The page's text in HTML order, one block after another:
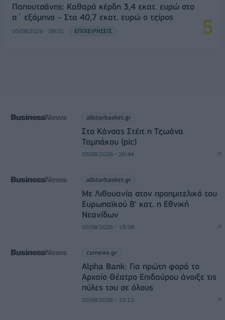
Παπουτσάνης: Καθαρά κέρδη 3,4 εκατ. ευρώ στο
α΄ εξάμηνο – Στα 40,7 εκατ. ευρώ ο τζίρος
05/08/2026 - 08:01 ΕΠΙΧΕΙΡΗΣΕΙΣ
allstarbasket.gr
Στο Κάνσας Στέιτ η Τζωάνα
Ταμπάκου (pic)
05/08/2026 - 20:44
allstarbasket.gr
Με Λιθουανία στον προημιτελικό του
Ευρωπαϊκού Β' κατ. η Εθνική
Νεανίδων
05/08/2026 - 19:58
csrnews.gr
Alpha Bank: Για πρώτη φορά το
Αρχαίο Θέατρο Επιδαύρου άνοιξε τις
πύλες του σε όλους
05/08/2026 - 10:12